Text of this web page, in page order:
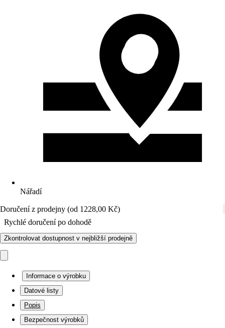
Nářadí
Doručení z prodejny (od 1228,00 Kč)
Rychlé doručení po dohodě
Zkontrolovat dostupnost v nejbližší prodejně
Informace o výrobku
Datové listy
Popis
Bezpečnost výrobků